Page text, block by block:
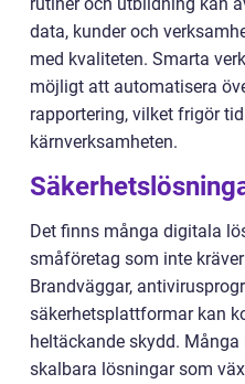
data, kunder och
med kvaliteten. Smarta
möjligt att automatisera
rapportering, vilket frigör
kärnverksamheten.
Det finns många digitala
småföretag som inte
Brandväggar,
säkerhetsplattformar kan
heltäckande skydd. Många
skalbara lösningar som